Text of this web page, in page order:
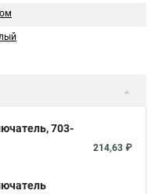
703-
214,63 ₽